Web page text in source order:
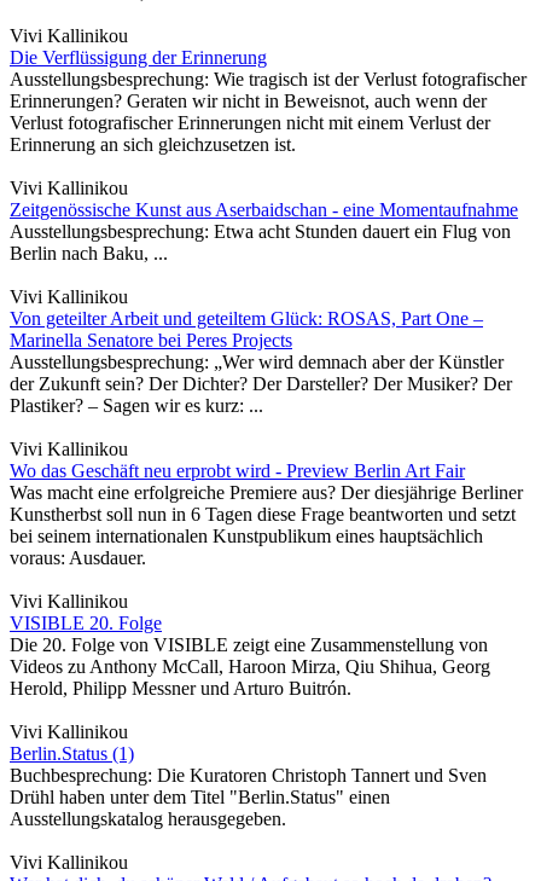
Vivi Kallinikou
Die Verflüssigung der Erinnerung
Ausstellungsbesprechung: Wie tragisch ist der Verlust fotografischer
Erinnerungen? Geraten wir nicht in Beweisnot, auch wenn der
Verlust fotografischer Erinnerungen nicht mit einem Verlust der
Erinnerung an sich gleichzusetzen ist.
Vivi Kallinikou
Zeitgenössische Kunst aus Aserbaidschan - eine Momentaufnahme
Ausstellungsbesprechung: Etwa acht Stunden dauert ein Flug von
Berlin nach Baku, ...
Vivi Kallinikou
Von geteilter Arbeit und geteiltem Glück: ROSAS, Part One –
Marinella Senatore bei Peres Projects
Ausstellungsbesprechung: „Wer wird demnach aber der Künstler
der Zukunft sein? Der Dichter? Der Darsteller? Der Musiker? Der
Plastiker? – Sagen wir es kurz: ...
Vivi Kallinikou
Wo das Geschäft neu erprobt wird - Preview Berlin Art Fair
Was macht eine erfolgreiche Premiere aus? Der diesjährige Berliner
Kunstherbst soll nun in 6 Tagen diese Frage beantworten und setzt
bei seinem internationalen Kunstpublikum eines hauptsächlich
voraus: Ausdauer.
Vivi Kallinikou
VISIBLE 20. Folge
Die 20. Folge von VISIBLE zeigt eine Zusammenstellung von
Videos zu Anthony McCall, Haroon Mirza, Qiu Shihua, Georg
Herold, Philipp Messner und Arturo Buitrón.
Vivi Kallinikou
Berlin.Status (1)
Buchbesprechung: Die Kuratoren Christoph Tannert und Sven
Drühl haben unter dem Titel "Berlin.Status" einen
Ausstellungskatalog herausgegeben.
Vivi Kallinikou